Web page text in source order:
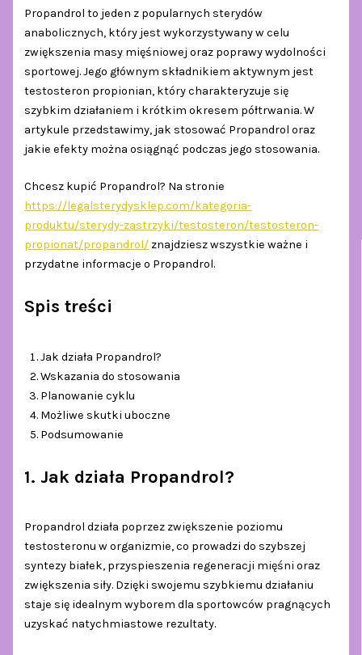
Propandrol to jeden z popularnych sterydów
anabolicznych, który jest wykorzystywany w celu
zwiększenia masy mięśniowej oraz poprawy wydolności
sportowej. Jego głównym składnikiem aktywnym jest
testosteron propionian, który charakteryzuje się
szybkim działaniem i krótkim okresem półtrwania. W
artykule przedstawimy, jak stosować Propandrol oraz
jakie efekty można osiągnąć podczas jego stosowania.
Chcesz kupić Propandrol? Na stronie
https://legalsterydysklep.com/kategoria-
produktu/sterydy-zastrzyki/testosteron/testosteron-
propionat/propandrol/ znajdziesz wszystkie ważne i
przydatne informacje o Propandrol.
Spis treści
Jak działa Propandrol?
Wskazania do stosowania
Planowanie cyklu
Możliwe skutki uboczne
Podsumowanie
1. Jak działa Propandrol?
Propandrol działa poprzez zwiększenie poziomu
testosteronu w organizmie, co prowadzi do szybszej
syntezy białek, przyspieszenia regeneracji mięśni oraz
zwiększenia siły. Dzięki swojemu szybkiemu działaniu
staje się idealnym wyborem dla sportowców pragnących
uzyskać natychmiastowe rezultaty.